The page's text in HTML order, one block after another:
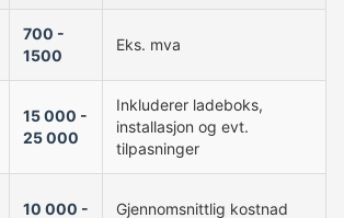
700 -
1500
Eks. mva
15 000 -
25 000
Inkluderer ladeboks,
installasjon og evt.
tilpasninger
10 000 -
Gjennomsnittlig kostnad